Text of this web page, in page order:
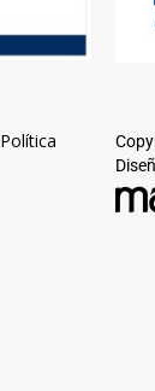
Política